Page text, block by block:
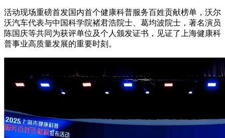
活动现场重磅首发国内首个健康科普服务百姓贡献榜单，沃尔
沃汽车代表与中国科学院褚君浩院士、葛均波院士，著名演员
陈国庆等共同为获评单位及个人颁发证书，见证了上海健康科
普事业高质量发展的重要时刻。